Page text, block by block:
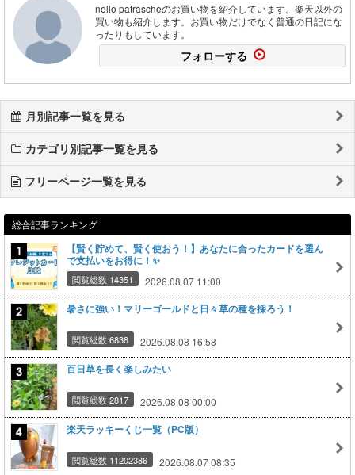
nello patrascheのお買い物を紹介しています。楽天以外の
買い物も紹介します。お買い物だけでなく普通の日記にな
ったりもしています。
フォローする
月別記事一覧を見る
カテゴリ別記事一覧を見る
フリーページ一覧を見る
総合記事ランキング
【賢く貯めて、賢く使おう！】あなたに合ったカードを選ん
で支払いをお得に！✨
閲覧総数 14351 2026.08.07 11:00
暑さに強い！マリーゴールドと日々草の種を採ろう！
閲覧総数 6838 2026.08.08 16:58
百日草を長く楽しみたい
閲覧総数 2817 2026.08.08 00:00
楽天ラッキーくじ一覧（PC版）
閲覧総数 11202386 2026.08.07 08:35